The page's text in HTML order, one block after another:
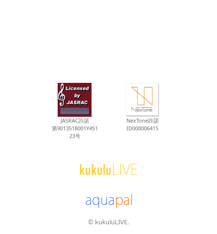
JASRAC許諾
第9013518001Y451
23号
NexTone許諾
ID000006415
© kukuluLIVE.